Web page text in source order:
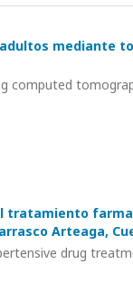
mediante
computed
tratamiento
Arteaga,
drug